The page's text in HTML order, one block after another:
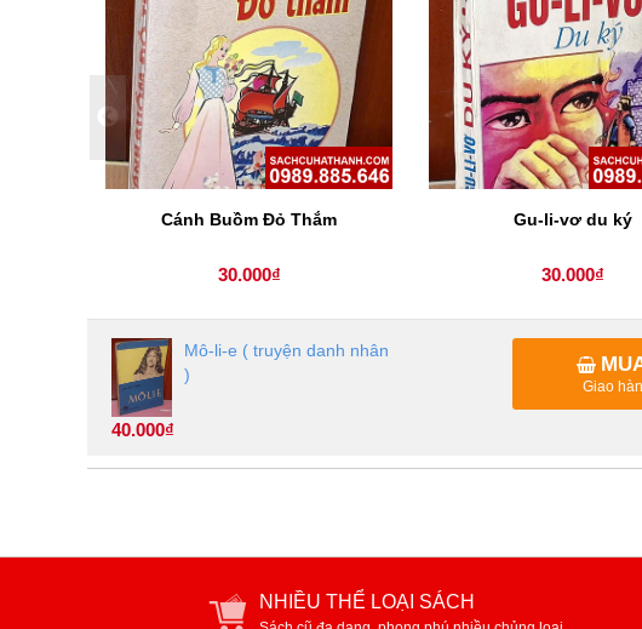
Cánh Buồm Đỏ Thắm
30.000₫
Gu-li-vơ du ký
30.000₫
Mô-li-e ( truyện danh nhân
)
40.000₫
Giao
NHIỀU THỂ LOẠI SÁCH